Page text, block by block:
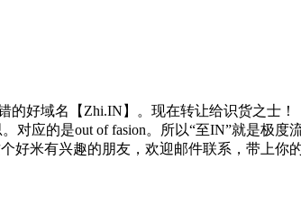
好域名【Zhi.IN】。现在转让给识货之士
。对应的是out of fasion。所以“至IN”就是
有兴趣的朋友，欢迎邮件联系，带上你的